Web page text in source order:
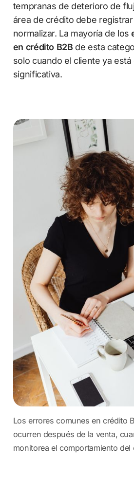
tempranas de deterioro de
área de crédito debe
normalizar. La mayoría de los
en crédito B2B de esta
solo cuando el cliente ya está
significativa.
Los errores comunes en crédito
ocurren después de la venta,
monitorea el comportamiento del